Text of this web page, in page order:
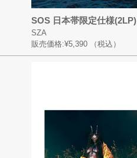
SOS 日本帯限定仕様(2LP)
SZA
販売価格:¥5,390 （税込）